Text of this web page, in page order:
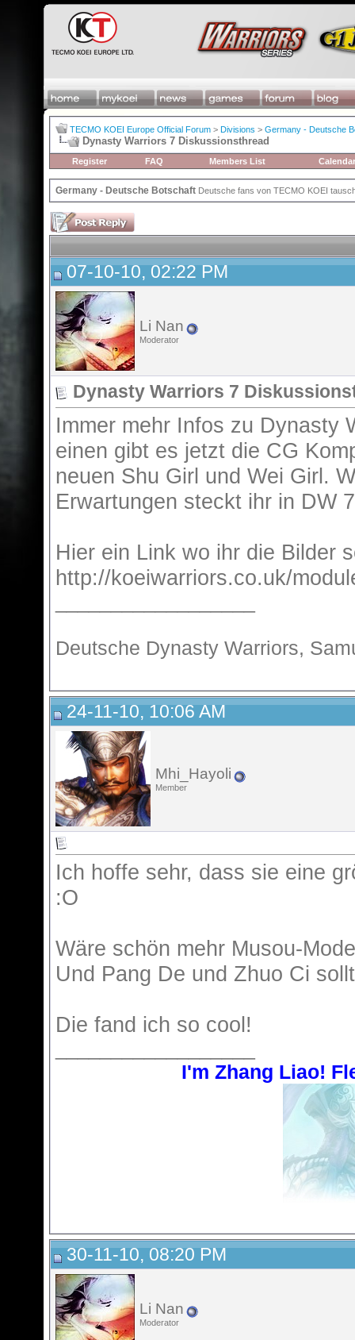
TECMO KOEI Europe Official Forum > Divisions > Germany - Deutsche
Dynasty Warriors 7 Diskussionsthread
Register FAQ Members List Calendar
Germany - Deutsche Botschaft Deutsche fans von TECMO KOEI
07-10-10, 02:22 PM
Li Nan
Moderator
Dynasty Warriors 7
Immer mehr Infos zu Dynasty
einen gibt es jetzt die CG
neuen Shu Girl und Wei Girl.
Erwartungen steckt ihr in DW
Hier ein Link wo ihr die Bilder
http://koeiwarriors.co.uk/
Deutsche Dynasty Warriors,
24-11-10, 10:06 AM
Mhi_Hayoli
Member
Ich hoffe sehr, dass sie eine
:O
Wäre schön mehr Musou-
Und Pang De und Zhuo Ci
Die fand ich so cool!
I'm Zhang Liao!
30-11-10, 08:20 PM
Li Nan
Moderator